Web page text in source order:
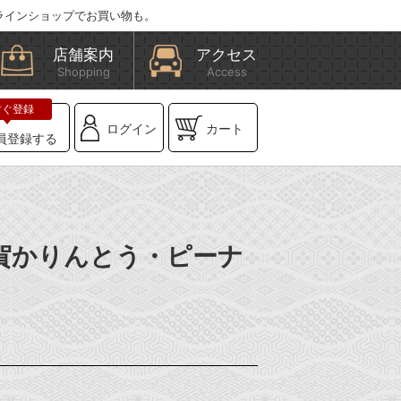
ンショップでお買い物も。
店舗案内
Shopping
アクセス
Access
登録する
ログイン カート
かりんとう・ピーナ